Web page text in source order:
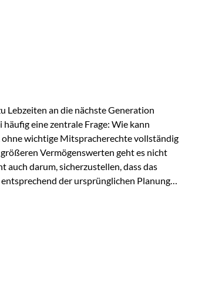
bietet die Private Wealth Police der
Lebzeiten an die nächste Generation
eine zentrale Frage: Wie kann
wichtige Mitspracherechte vollständig
Vermögenswerten geht es nicht
auch darum, sicherzustellen, dass das
der ursprünglichen Planung
Vermögens. Einige Jahre später